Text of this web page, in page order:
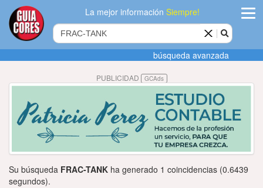
La mejor informaciónSiempre!
Agregar
empresa
Actualizar
datos
Publicidad
búsqueda avanzada
PUBLICIDAD GCAds
Su búsqueda FRAC-TANK ha generado 1 coincidencias (0.6439
segundos).